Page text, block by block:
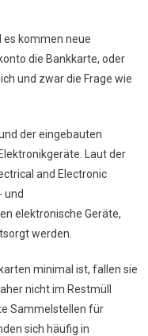
es kommen neue
die Bankkarte, oder
und zwar die Frage wie
der eingebauten
Laut der
and Electronic
und
elektronische Geräte,
werden.
minimal ist, fallen sie
nicht im Restmüll
Sammelstellen für
sich häufig in